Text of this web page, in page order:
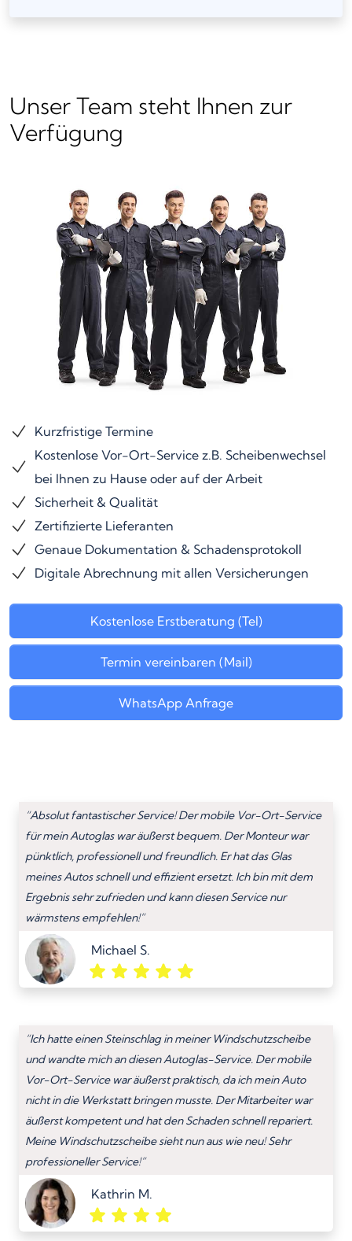
Unser Team steht Ihnen zur
Verfügung
Kurzfristige Termine
Kostenlose Vor-Ort-Service z.B. Scheibenwechsel
bei Ihnen zu Hause oder auf der Arbeit
Sicherheit & Qualität
Zertifizierte Lieferanten
Genaue Dokumentation & Schadensprotokoll
Digitale Abrechnung mit allen Versicherungen
Kostenlose Erstberatung (Tel)
Termin vereinbaren (Mail)
WhatsApp Anfrage
“Absolut fantastischer Service! Der mobile Vor-Ort-Service
für mein Autoglas war äußerst bequem. Der Monteur war
pünktlich, professionell und freundlich. Er hat das Glas
meines Autos schnell und effizient ersetzt. Ich bin mit dem
Ergebnis sehr zufrieden und kann diesen Service nur
wärmstens empfehlen!”
Michael S.
“Ich hatte einen Steinschlag in meiner Windschutzscheibe
und wandte mich an diesen Autoglas-Service. Der mobile
Vor-Ort-Service war äußerst praktisch, da ich mein Auto
nicht in die Werkstatt bringen musste. Der Mitarbeiter war
äußerst kompetent und hat den Schaden schnell repariert.
Meine Windschutzscheibe sieht nun aus wie neu! Sehr
professioneller Service!”
Kathrin M.